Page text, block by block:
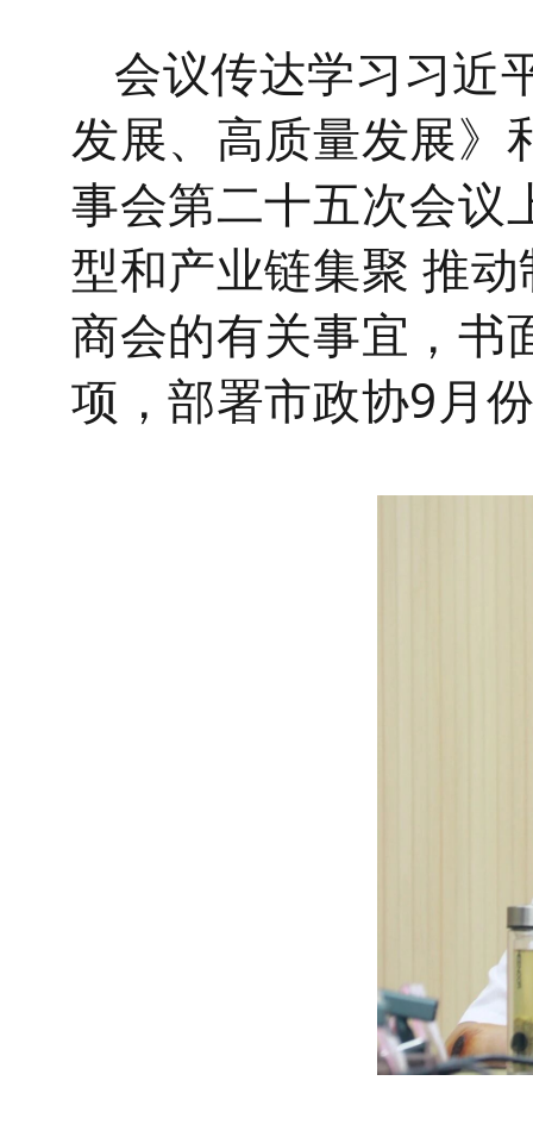
会议传达学习习近
发展、高质量发展》
事会第二十五次会议
型和产业链集聚 推
商会的有关事宜，书
项，部署市政协9月